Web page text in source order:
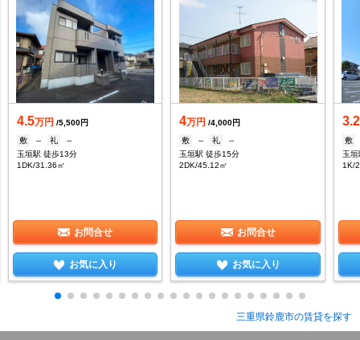
4.5万円 /5,500円
敷
-- 礼
--
玉垣駅 徒歩13分
1DK/31.36㎡
お問合せ
お気に入り
4万円 /4,000円
敷
-- 礼
--
玉垣駅 徒歩15分
2DK/45.12㎡
お問合せ
お気に入り
3.2
敷
玉
1K/
三重県鈴鹿市の賃貸を探す